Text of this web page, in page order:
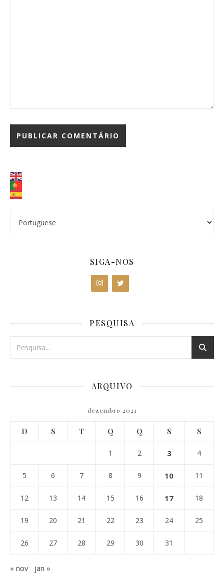
SIGA-NOS
PESQUISA
ARQUIVO
dezembro 2021
D S T Q Q S S
1 2 3 4
5 6 7 8 9 10 11
12 13 14 15 16 17 18
19 20 21 22 23 24 25
26 27 28 29 30 31
« nov jan »